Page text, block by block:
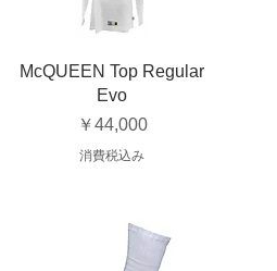
McQUEEN Top Regular
Evo
価格
￥44,000
消費税込み